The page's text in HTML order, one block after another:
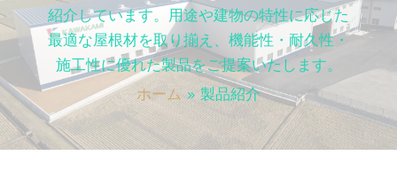
プ
紹介しています。用途や建物の特性に応じた
最適な屋根材を取り揃え、機能性・耐久性・
施工性に優れた製品をご提案いたします。
ホーム
製品紹介